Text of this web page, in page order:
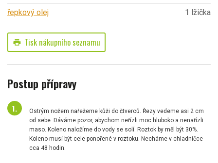
řepkový olej
1 lžička
print Tisk nákupního seznamu
Postup přípravy
Ostrým nožem nařežeme kůži do čtverců. Řezy vedeme asi 2 cm
od sebe. Dáváme pozor, abychom neřízli moc hluboko a nenařízli
maso. Koleno naložíme do vody se solí. Roztok by měl být 30%.
Koleno musí být cele ponořené v roztoku. Necháme v chladničce
cca 48 hodin.